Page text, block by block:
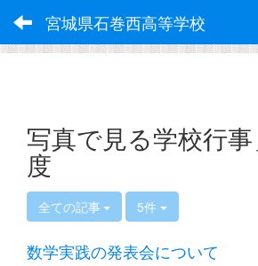
宮城県石巻西高等学校
写真で見る学校行
度
全ての記事 5件
数学実践の発表会について